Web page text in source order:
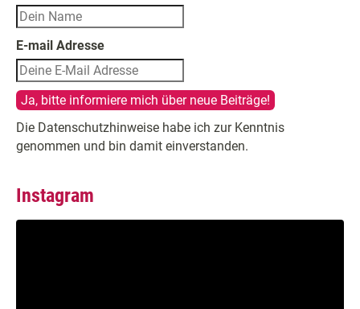
E-mail Adresse
Die Datenschutzhinweise habe ich zur Kenntnis
genommen und bin damit einverstanden.
Instagram